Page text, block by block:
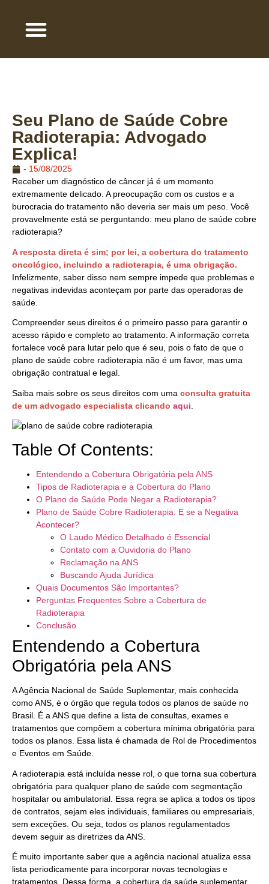
Seu Plano de Saúde Cobre
Radioterapia: Advogado
Explica!
- 15/08/2025
Receber um diagnóstico de câncer já é um momento
extremamente delicado. A preocupação com os custos e a
burocracia do tratamento não deveria ser mais um peso. Você
provavelmente está se perguntando: meu plano de saúde cobre
radioterapia?
A resposta direta é sim; por lei, a cobertura do tratamento
oncológico, incluindo a radioterapia, é uma obrigação.
Infelizmente, saber disso nem sempre impede que problemas e
negativas indevidas aconteçam por parte das operadoras de
saúde.
Compreender seus direitos é o primeiro passo para garantir o
acesso rápido e completo ao tratamento. A informação correta
fortalece você para lutar pelo que é seu, pois o fato de que o
plano de saúde cobre radioterapia não é um favor, mas uma
obrigação contratual e legal.
Saiba mais sobre os seus direitos com uma consulta gratuita
de um advogado especialista clicando aqui
Table Of Contents:
Entendendo a Cobertura Obrigatória pela ANS
Tipos de Radioterapia e a Cobertura do Plano
O Plano de Saúde Pode Negar a Radioterapia?
Plano de Saúde Cobre Radioterapia: E se a Negativa
Acontecer?
O Laudo Médico Detalhado é Essencial
Contato com a Ouvidoria do Plano
Reclamação na ANS
Buscando Ajuda Jurídica
Quais Documentos São Importantes?
Perguntas Frequentes Sobre a Cobertura de
Radioterapia
Conclusão
Entendendo a Cobertura
Obrigatória pela ANS
A Agência Nacional de Saúde Suplementar, mais conhecida
como ANS, é o órgão que regula todos os planos de saúde no
Brasil. É a ANS que define a lista de consultas, exames e
tratamentos que compõem a cobertura mínima obrigatória para
todos os planos. Essa lista é chamada de Rol de Procedimentos
e Eventos em Saúde.
A radioterapia está incluída nesse rol, o que torna sua cobertura
obrigatória para qualquer plano de saúde com segmentação
hospitalar ou ambulatorial. Essa regra se aplica a todos os tipos
de contratos, sejam eles individuais, familiares ou empresariais,
sem exceções. Ou seja, todos os planos regulamentados
devem seguir as diretrizes da ANS.
É muito importante saber que a agência nacional atualiza essa
lista periodicamente para incorporar novas tecnologias e
tratamentos. Dessa forma, a cobertura da saúde suplementar